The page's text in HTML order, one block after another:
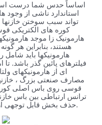
اساساً حدس شما درست
استاندارد ناشی از وجود
تواند سبب سوختن
کوره های الکتریکی
هارمونیک زا موجد
هستند، بنابراین هر
هارمونیکها باید شامل
فیلترهای پائین گذر باشد.
ای از هارمونیکهای
مصارف صنعتی بزرگ ،
قوسی روی باس اصلی
ترانس ارتباطی بین باس
حذف بخش قابل توجهی از این هارمونیکها می شود.